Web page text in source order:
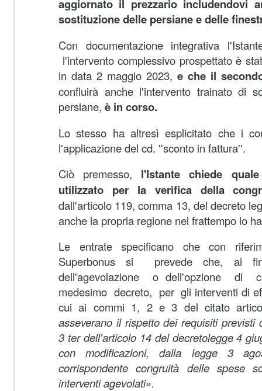
aggiornato il prezzario includendovi
sostituzione delle persiane e delle
Con documentazione integrativa
l'intervento complessivo prospettato è
in data 2 maggio 2023, e che il
confluirà anche l'intervento trainato di
persiane, è in corso.
Lo stesso ha altresì esplicitato che i
l'applicazione del cd. ''sconto in fattura''.
Ciò premesso, l'Istante chiede
utilizzato per la verifica della
dall'articolo 119, comma 13, del decreto
anche la propria regione nel frattempo lo
Le entrate specificano che con
Superbonus si prevede che, ai
dell'agevolazione o dell'opzione
medesimo decreto, per gli interventi di
cui ai commi 1, 2 e 3 del citato
asseverano il rispetto dei requisiti
3­ ter dell'articolo 14 del decreto­legge 4
con modificazioni, dalla legge 3
corrispondente congruità delle spese
interventi agevolati».